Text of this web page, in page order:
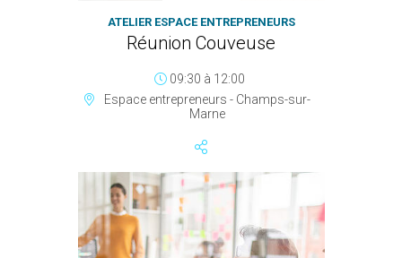
ATELIER ESPACE ENTREPRENEURS
Réunion Couveuse
09:30 à 12:00
Espace entrepreneurs - Champs-sur-
Marne